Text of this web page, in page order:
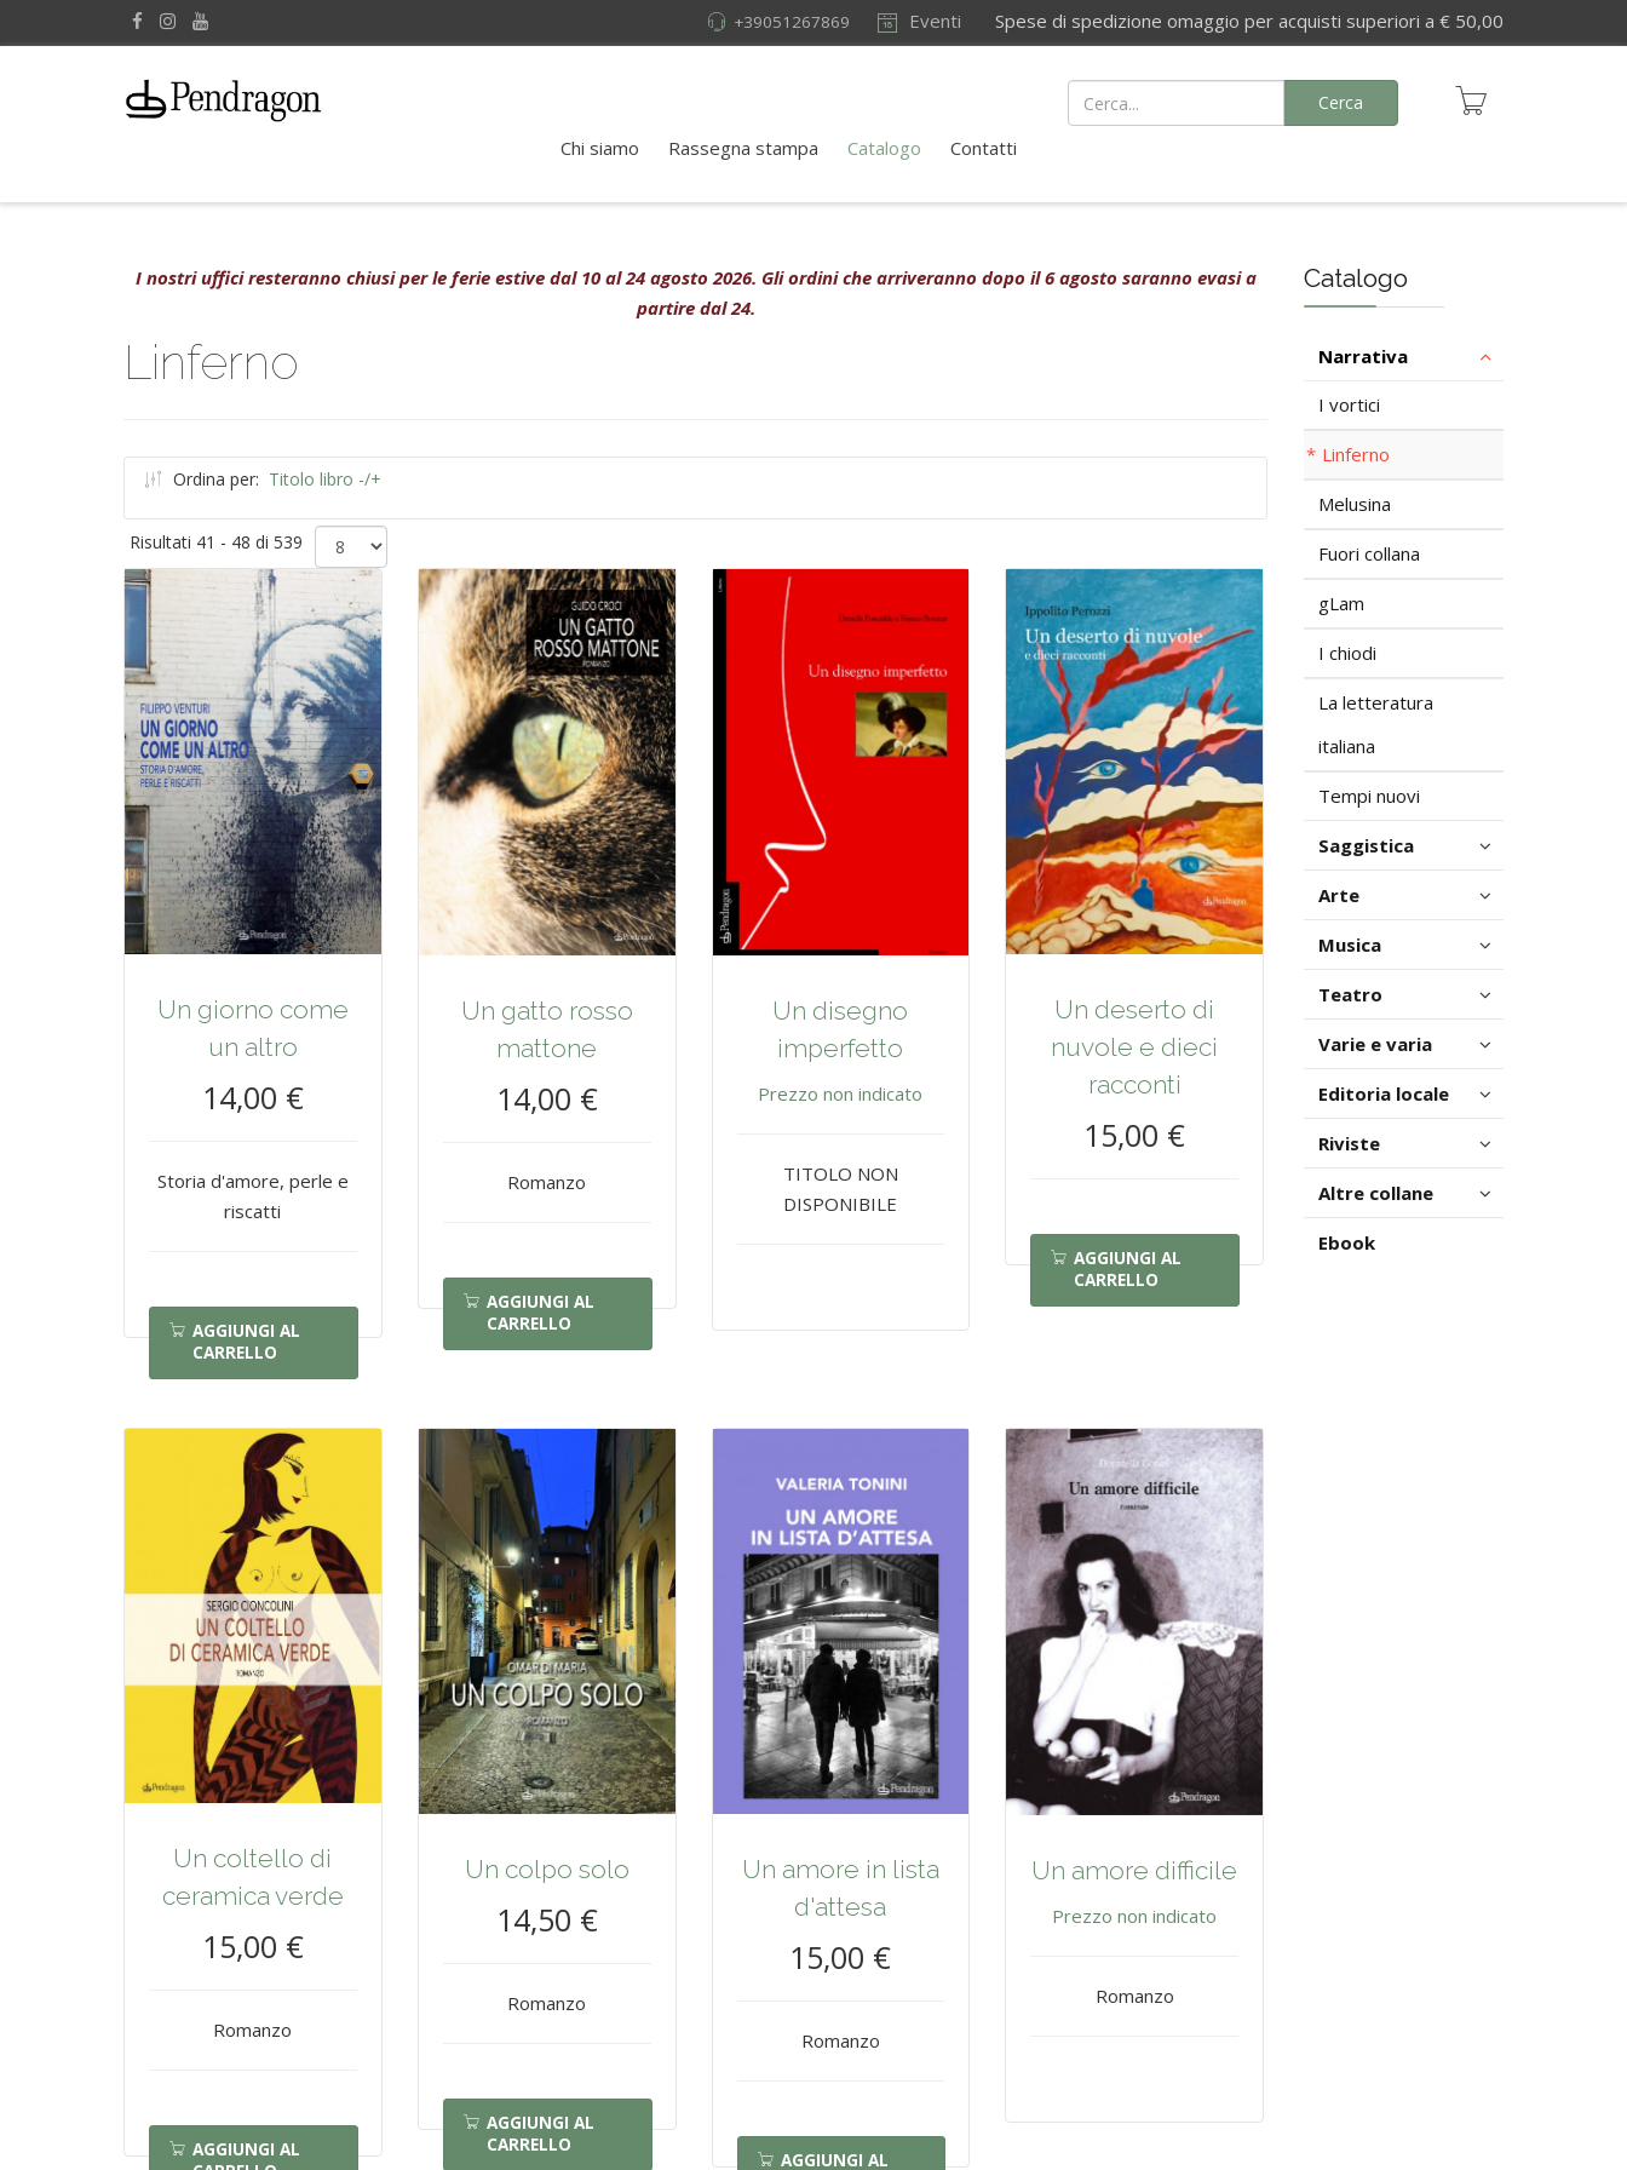
Eventi Spese di spedizione omaggio per acquisti superiori a € 50,00
+39051267869
Chi siamo Rassegna stampa Catalogo Contatti
Cerca
I nostri uffici resteranno chiusi per le ferie estive dal 10 al 24 agosto 2026. Gli ordini che arriveranno dopo il 6 agosto saranno evasi a
partire dal 24.
Linferno
Ordina per: Titolo libro -/+
Risultati 41 - 48 di 539
Un giorno come
un altro
14,00 €
Storia d'amore, perle e
riscatti
AGGIUNGI AL
CARRELLO
Un gatto rosso
mattone
14,00 €
Romanzo
AGGIUNGI AL
CARRELLO
Un disegno
imperfetto
Prezzo non indicato
TITOLO NON
DISPONIBILE
Un deserto di
nuvole e dieci
racconti
15,00 €
AGGIUNGI AL
CARRELLO
Un coltello di
ceramica verde
15,00 €
Romanzo
AGGIUNGI AL
Un colpo solo
14,50 €
Romanzo
AGGIUNGI AL
CARRELLO
Un amore in lista
d'attesa
15,00 €
Romanzo
AGGIUNGI AL
Un amore difficile
Prezzo non indicato
Romanzo
Catalogo
Narrativa
I vortici
Linferno
Melusina
Fuori collana
gLam
I chiodi
La letteratura
italiana
Tempi nuovi
Saggistica
Arte
Musica
Teatro
Varie e varia
Editoria locale
Riviste
Altre collane
Ebook